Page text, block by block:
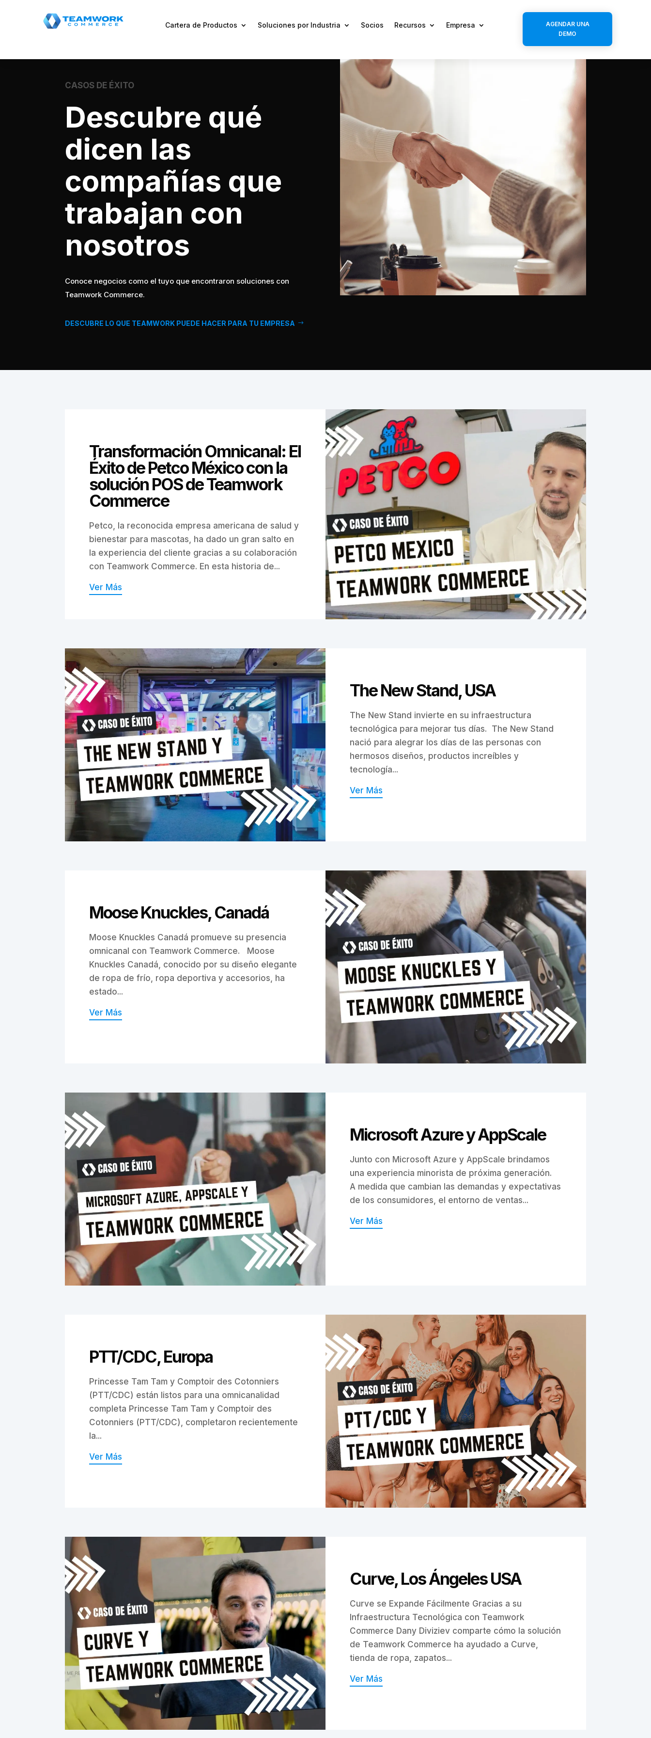
Cartera de Productos Soluciones por Industria Socios Recursos Empresa
AGENDAR UNA
DEMO
CASOS DE ÉXITO
Descubre qué
dicen las
compañías que
trabajan con
nosotros
Conoce negocios como el tuyo que encontraron soluciones con
Teamwork Commerce.
DESCUBRE LO QUE TEAMWORK PUEDE HACER PARA TU EMPRESA
Transformación Omnicanal: El
Éxito de Petco México con la
solución POS de Teamwork
Commerce
Petco, la reconocida empresa americana de salud y
bienestar para mascotas, ha dado un gran salto en
la experiencia del cliente gracias a su colaboración
con Teamwork Commerce. En esta historia de...
Ver Más
The New Stand, USA
The New Stand invierte en su infraestructura
tecnológica para mejorar tus días. The New Stand
nació para alegrar los días de las personas con
hermosos diseños, productos increíbles y
tecnología...
Ver Más
Moose Knuckles, Canadá
Moose Knuckles Canadá promueve su presencia
omnicanal con Teamwork Commerce. Moose
Knuckles Canadá, conocido por su diseño elegante
de ropa de frío, ropa deportiva y accesorios, ha
estado...
Ver Más
Microsoft Azure y AppScale
Junto con Microsoft Azure y AppScale brindamos
una experiencia minorista de próxima generación.
A medida que cambian las demandas y expectativas
de los consumidores, el entorno de ventas...
Ver Más
PTT/CDC, Europa
Princesse Tam Tam y Comptoir des Cotonniers
(PTT/CDC) están listos para una omnicanalidad
completa Princesse Tam Tam y Comptoir des
Cotonniers (PTT/CDC), completaron recientemente
la...
Ver Más
Curve, Los Ángeles USA
Curve se Expande Fácilmente Gracias a su
Infraestructura Tecnológica con Teamwork
Commerce Dany Diviziev comparte cómo la solución
de Teamwork Commerce ha ayudado a Curve,
tienda de ropa, zapatos...
Ver Más